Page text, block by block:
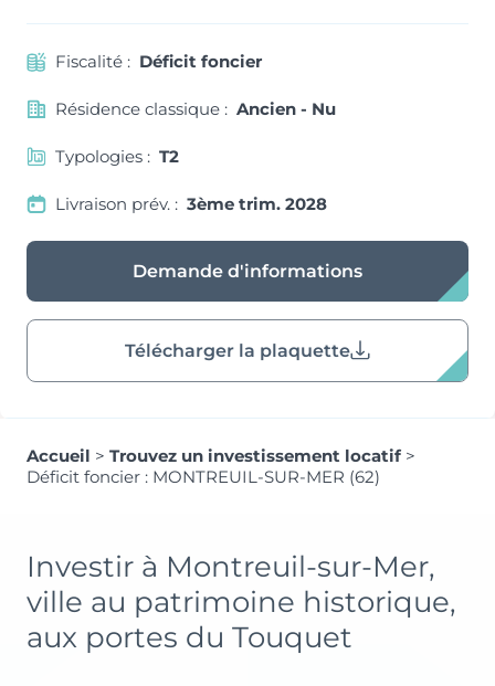
Fiscalité : Déficit foncier
Résidence classique : Ancien - Nu
Typologies : T2
Livraison prév. : 3ème trim. 2028
Demande d'informations
Télécharger la plaquette
Accueil > Trouvez un investissement locatif >
Déficit foncier : MONTREUIL-SUR-MER (62)
Investir à Montreuil-sur-Mer,
ville au patrimoine historique,
aux portes du Touquet